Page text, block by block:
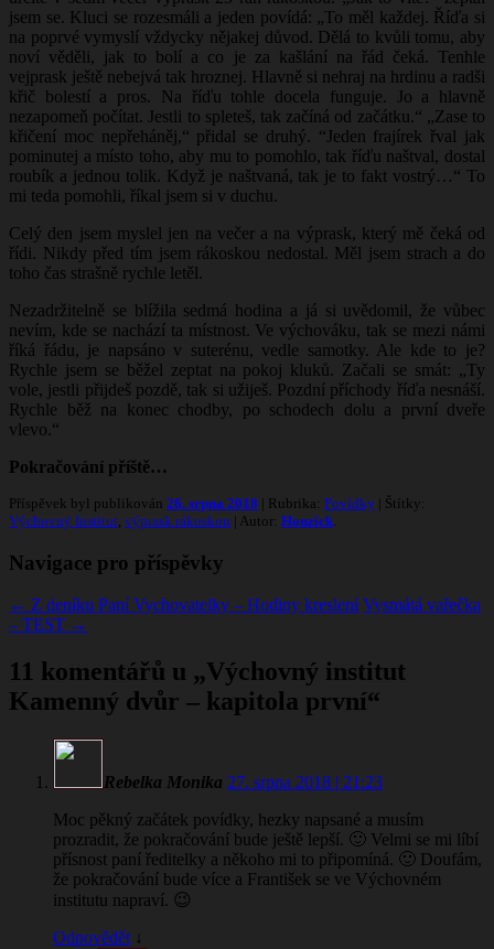
jsem se. Kluci se rozesmáli a jeden povídá: „To měl každej. Říďa si
na poprvé vymyslí vždycky nějakej důvod. Dělá to kvůli tomu, aby
noví věděli, jak to bolí a co je za kašlání na řád čeká. Tenhle
vejprask ještě nebejvá tak hroznej. Hlavně si nehraj na hrdinu a radši
křič bolestí a pros. Na říďu tohle docela funguje. Jo a hlavně
nezapomeň počítat. Jestli to spleteš, tak začíná od začátku.“ „Zase to
křičení moc nepřeháněj,“ přidal se druhý. “Jeden frajírek řval jak
pominutej a místo toho, aby mu to pomohlo, tak říďu naštval, dostal
roubík a jednou tolik. Když je naštvaná, tak je to fakt vostrý…“ To
mi teda pomohli, říkal jsem si v duchu.
Celý den jsem myslel jen na večer a na výprask, který mě čeká od
řídi. Nikdy před tím jsem rákoskou nedostal. Měl jsem strach a do
toho čas strašně rychle letěl.
Nezadržitelně se blížila sedmá hodina a já si uvědomil, že vůbec
nevím, kde se nachází ta místnost. Ve výchováku, tak se mezi námi
říká řádu, je napsáno v suterénu, vedle samotky. Ale kde to je?
Rychle jsem se běžel zeptat na pokoj kluků. Začali se smát: „Ty
vole, jestli přijdeš pozdě, tak si užiješ. Pozdní příchody říďa nesnáší.
Rychle běž na konec chodby, po schodech dolu a první dveře
vlevo.“
Pokračování příště…
Příspěvek byl publikován 26. srpna 2018 | Rubrika: Povídky | Štítky:
Výchovný Institut výprask rákoskou | Autor: Honzick
Navigace pro příspěvky
← Z deníku Paní Vychovatelky – Hodiny kreslení Vysmátá vařečka
– TEST →
11 komentářů u „Výchovný institut
Kamenný dvůr – kapitola první“
Rebelka Monika 27. srpna 2018 | 21:23
Moc pěkný začátek povídky, hezky napsané a musím
prozradit, že pokračování bude ještě lepší. 🙂 Velmi se mi líbí
přísnost paní ředitelky a někoho mi to připomíná. 🙂 Doufám,
že pokračování bude více a František se ve Výchovném
institutu napraví. 😉
Odpovědět ↓